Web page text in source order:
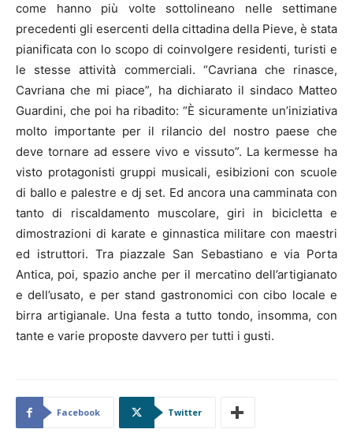
come hanno più volte sottolineano nelle settimane
precedenti gli esercenti della cittadina della Pieve, è stata
pianificata con lo scopo di coinvolgere residenti, turisti e
le stesse attività commerciali. “Cavriana che rinasce,
Cavriana che mi piace”, ha dichiarato il sindaco Matteo
Guardini, che poi ha ribadito: “È sicuramente un’iniziativa
molto importante per il rilancio del nostro paese che
deve tornare ad essere vivo e vissuto”. La kermesse ha
visto protagonisti gruppi musicali, esibizioni con scuole
di ballo e palestre e dj set. Ed ancora una camminata con
tanto di riscaldamento muscolare, giri in bicicletta e
dimostrazioni di karate e ginnastica militare con maestri
ed istruttori. Tra piazzale San Sebastiano e via Porta
Antica, poi, spazio anche per il mercatino dell’artigianato
e dell’usato, e per stand gastronomici con cibo locale e
birra artigianale. Una festa a tutto tondo, insomma, con
tante e varie proposte davvero per tutti i gusti.
Facebook Twitter